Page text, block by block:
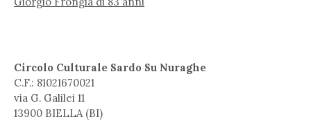
Circolo Culturale Sardo Su Nuraghe
C.F.: 81021670021
via G. Galilei 11
13900 BIELLA (BI)